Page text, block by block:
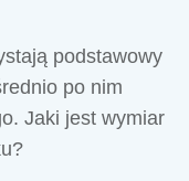
podstawowy
po nim
Jaki jest wymiar